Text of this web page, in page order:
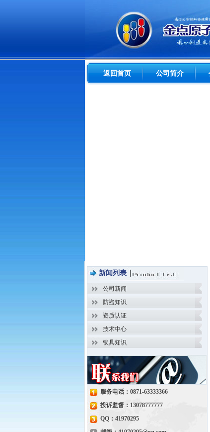
返回首页 公司简介
新闻列表
公司新闻
防盗知识
资质认证
技术中心
锁具知识
服务电话：0871-63333366
投诉监督：13078777777
QQ：41970295